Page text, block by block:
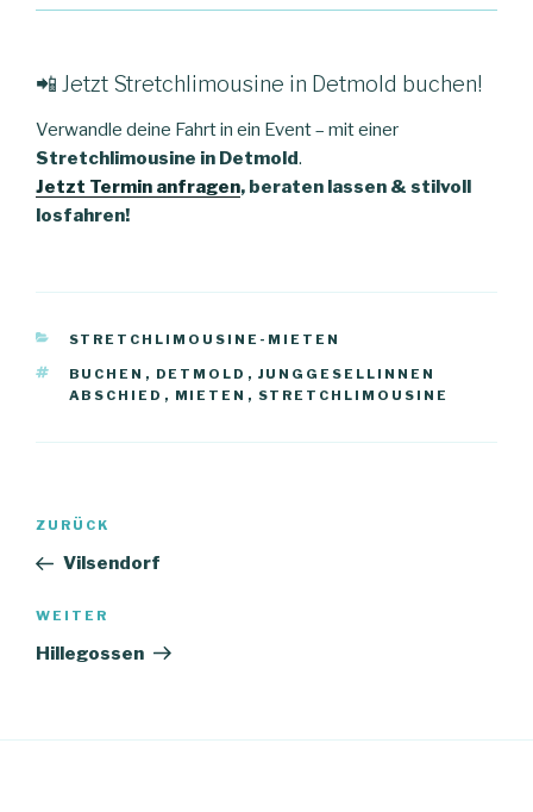
📲 Jetzt Stretchlimousine in Detmold buchen!
Verwandle deine Fahrt in ein Event – mit einer
Stretchlimousine in Detmold.
Jetzt Termin anfragen, beraten lassen & stilvoll
losfahren!
KATEGORIEN
STRETCHLIMOUSINE-MIETEN
SCHLAGWÖRTER
BUCHEN , DETMOLD , JUNGGESELLINNEN
ABSCHIED , MIETEN , STRETCHLIMOUSINE
Beitragsnavigation
Vorheriger
Beitrag
ZURÜCK
Vilsendorf
Nächster
Beitrag
WEITER
Hillegossen